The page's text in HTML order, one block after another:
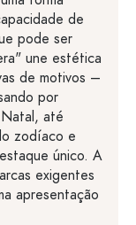
de
pode ser
une estética
de motivos –
por
até
zodíaco e
único. A
exigentes
apresentação